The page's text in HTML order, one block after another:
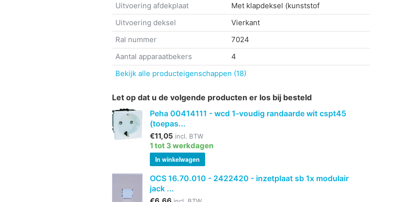
Uitvoering afdekplaat
Met klapdeksel (kunststof
Uitvoering deksel
Vierkant
Ral nummer
7024
Aantal apparaatbekers
4
Bekijk alle producteigenschappen (18)
Let op dat u de volgende producten er los bij besteld
Peha 00414111 - wcd 1-voudig randaarde wit cspt45
(toepas...
€11,05 incl. BTW
1 tot 3 werkdagen
In winkelwagen
OCS 16.70.010 - 2422420 - inzetplaat sb 1x modulair
jack ...